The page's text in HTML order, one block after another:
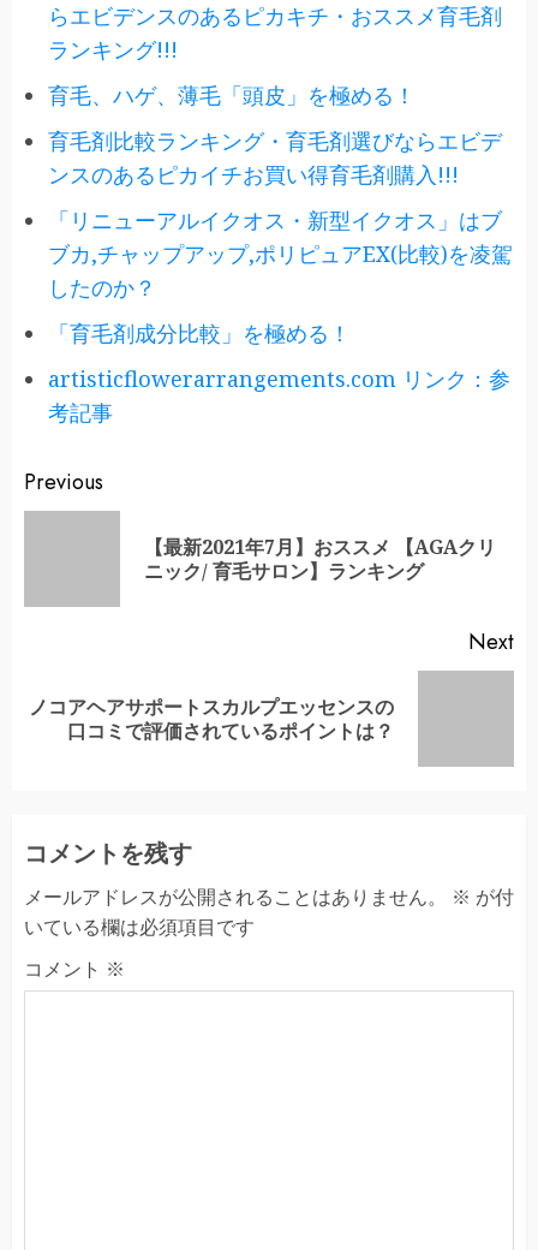
らエビデンスのあるピカキチ・おススメ育毛剤
ランキング!!!
育毛、ハゲ、薄毛「頭皮」を極める！
育毛剤比較ランキング・育毛剤選びならエビデ
ンスのあるピカイチお買い得育毛剤購入!!!
「リニューアルイクオス・新型イクオス」はブ
ブカ,チャップアップ,ポリピュアEX(比較)を凌駕
したのか？
「育毛剤成分比較」を極める！
artisticflowerarrangements.com リンク：参
考記事
Continue
Reading
Previous
【最新2021年7月】おススメ 【AGAクリ
ニック/ 育毛サロン】ランキング
Next
Next
post:
ノコアヘアサポートスカルプエッセンスの
口コミで評価されているポイントは？
コメントを残す
メールアドレスが公開されることはありません。 ※ が付
いている欄は必須項目です
コメント ※